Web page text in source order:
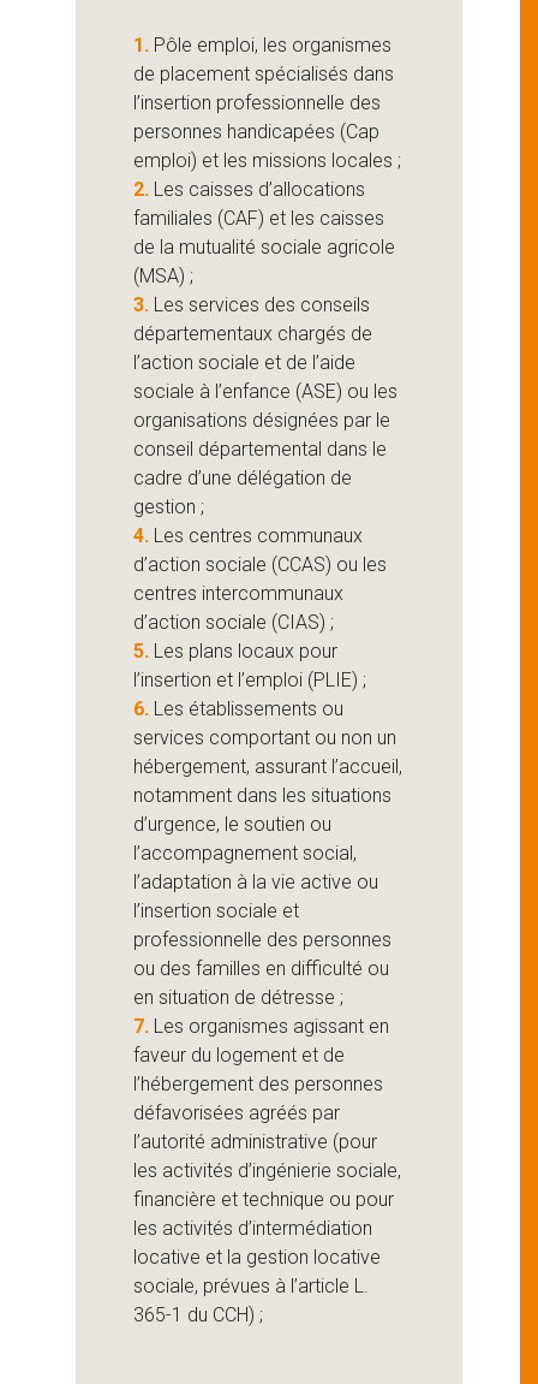
1. Pôle emploi, les organismes
de placement spécialisés dans
l’insertion professionnelle des
personnes handicapées (Cap
emploi) et les missions locales ;
2. Les caisses d’allocations
familiales (CAF) et les caisses
de la mutualité sociale agricole
(MSA) ;
3. Les services des conseils
départementaux chargés de
l’action sociale et de l’aide
sociale à l’enfance (ASE) ou les
organisations désignées par le
conseil départemental dans le
cadre d’une délégation de
gestion ;
4. Les centres communaux
d’action sociale (CCAS) ou les
centres intercommunaux
d’action sociale (CIAS) ;
5. Les plans locaux pour
l’insertion et l’emploi (PLIE) ;
6. Les établissements ou
services comportant ou non un
hébergement, assurant l’accueil,
notamment dans les situations
d’urgence, le soutien ou
l’accompagnement social,
l’adaptation à la vie active ou
l’insertion sociale et
professionnelle des personnes
ou des familles en difficulté ou
en situation de détresse ;
7. Les organismes agissant en
faveur du logement et de
l’hébergement des personnes
défavorisées agréés par
l’autorité administrative (pour
les activités d’ingénierie sociale,
financière et technique ou pour
les activités d’intermédiation
locative et la gestion locative
sociale, prévues à l’article L.
365-1 du CCH) ;